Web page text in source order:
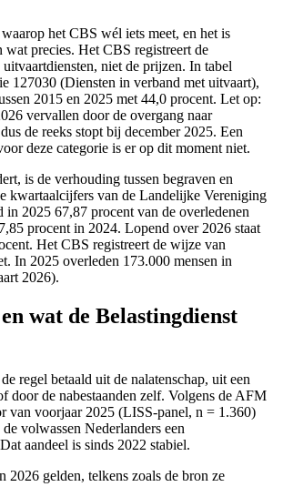
het CBS wél iets meet, en het is
precies. Het CBS registreert de
niet de prijzen. In tabel
127030 (Diensten in verband met uitvaart),
2015 en 2025 met 44,0 procent. Let op:
vervallen door de overgang naar
de reeks stopt bij december 2025. Een
deze categorie is er op dit moment niet.
is de verhouding tussen begraven en
kwartaalcijfers van de Landelijke Vereniging
in 2025 67,87 procent van de overledenen
procent in 2024. Lopend over 2026 staat
Het CBS registreert de wijze van
In 2025 overleden 173.000 mensen in
2026).
wat de Belastingdienst
regel betaald uit de nalatenschap, uit een
door de nabestaanden zelf. Volgens de AFM
van voorjaar 2025 (LISS-panel, n = 1.360)
volwassen Nederlanders een
aandeel is sinds 2022 stabiel.
2026 gelden, telkens zoals de bron ze